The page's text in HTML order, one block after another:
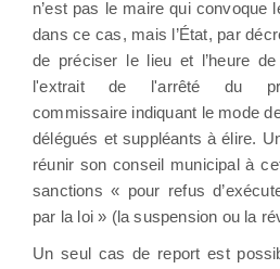
n’est pas le maire qui convoque
dans ce cas, mais l’État, par
de préciser le lieu et l’heure
l'extrait de l'arrêté du
commissaire indiquant le mode
délégués et suppléants à élire.
réunir son conseil municipal à
sanctions « pour refus
par la loi » (la suspension ou la
Un seul cas de report est